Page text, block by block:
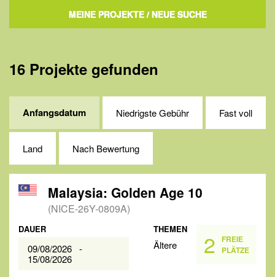
MEINE PROJEKTE/ NEUE SUCHE
16 Projekte gefunden
Anfangsdatum Niedrigste Gebühr Fast voll
Land Nach Bewertung
Malaysia: Golden Age 10
(NICE-26Y-0809A)
DAUER
09/08/2026 -
15/08/2026
THEMEN
Ältere 2
FREIE
PLÄTZE